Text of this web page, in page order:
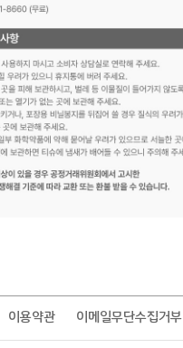
이용약관 이메일무단수집거부